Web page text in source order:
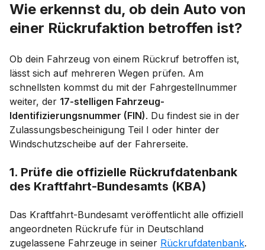
Wie erkennst du, ob dein Auto von
einer Rückrufaktion betroffen ist?
Ob dein Fahrzeug von einem Rückruf betroffen ist,
lässt sich auf mehreren Wegen prüfen. Am
schnellsten kommst du mit der Fahrgestellnummer
weiter, der 17-stelligen Fahrzeug-
Identifizierungsnummer (FIN). Du findest sie in der
Zulassungsbescheinigung Teil I oder hinter der
Windschutzscheibe auf der Fahrerseite.
1. Prüfe die offizielle Rückrufdatenbank
des Kraftfahrt-Bundesamts (KBA)
Das Kraftfahrt-Bundesamt veröffentlicht alle offiziell
angeordneten Rückrufe für in Deutschland
zugelassene Fahrzeuge in seiner Rückrufdatenbank.